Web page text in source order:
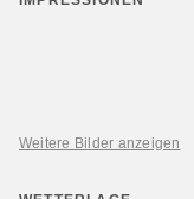
Weitere Bilder anzeigen